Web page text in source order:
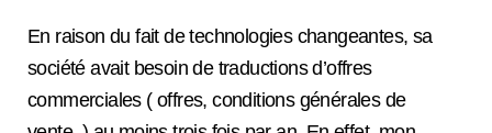
En raison du fait de technologies changeantes, sa
société avait besoin de traductions d’offres
commerciales ( offres, conditions générales de